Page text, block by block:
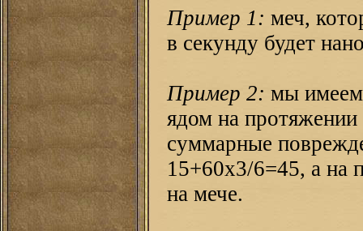
Пример 1: меч,
в секунду будет
Пример 2: мы имеем
ядом на протяжении
суммарные
15+60х3/6=45, а на
на мече.